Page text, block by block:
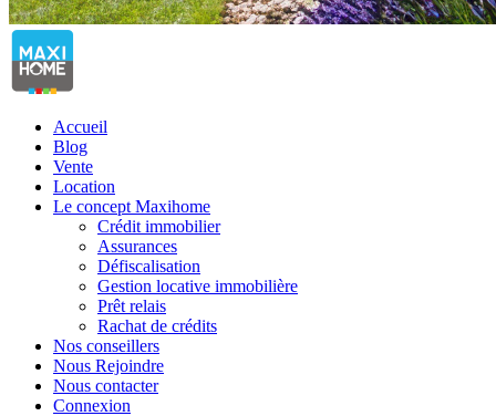
Accueil
Blog
Vente
Location
Le concept Maxihome
Crédit immobilier
Assurances
Défiscalisation
Gestion locative immobilière
Prêt relais
Rachat de crédits
Nos conseillers
Nous Rejoindre
Nous contacter
Connexion